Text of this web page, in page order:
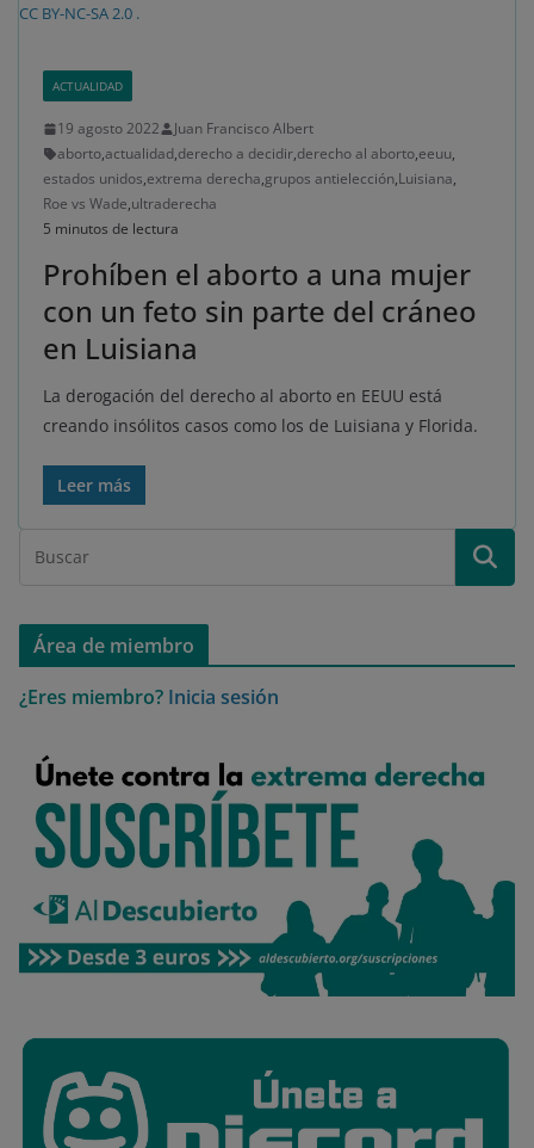
CC BY-NC-SA 2.0 .
ACTUALIDAD
19 agosto 2022
Juan Francisco Albert
aborto,actualidad,derecho a decidir,derecho al aborto,eeuu,
estados unidos,extrema derecha,grupos antielección,Luisiana,
Roe vs Wade,ultraderecha
5 minutos de lectura
Prohíben el aborto a una mujer
con un feto sin parte del cráneo
en Luisiana
La derogación del derecho al aborto en EEUU está
creando insólitos casos como los de Luisiana y Florida.
Leer más
Área de miembro
¿Eres miembro? Inicia sesión